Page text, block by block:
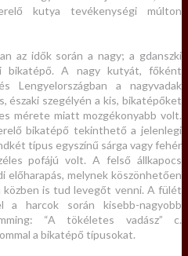
kutya tevékenységi múlton
az idők során a nagy; a gdanszki
bikatépő. A nagy kutyát, főként
Lengyelországban a nagyvadak
északi szegélyén a kis, bikatépőket
mérete miatt mozgékonyabb volt.
bikatépő tekinthető a jelenlegi
típus egyszínű sárga vagy fehér
pofájú volt. A felső állkapocs
melynek köszönhetően
közben is tud levegőt venni. A fülét
a harcok során kisebb-nagyobb
“A tökéletes vadász” c.
a bikatépő típusokat.